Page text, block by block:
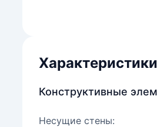
Характеристики
Конструктивные
Несущие стены: